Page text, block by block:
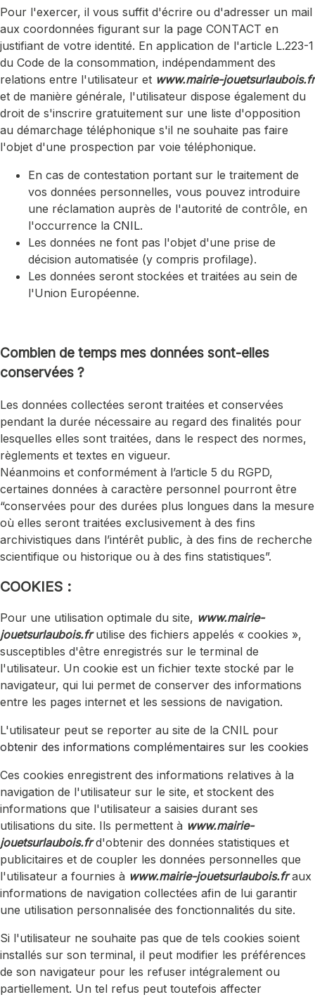
Pour l'exercer, il vous suffit d'écrire ou d'adresser un mail
aux coordonnées figurant sur la page CONTACT en
justifiant de votre identité. En application de l'article L.223-1
du Code de la consommation, indépendamment des
relations entre l'utilisateur et www.mairie-jouetsurlaubois.fr
et de manière générale, l'utilisateur dispose également du
droit de s'inscrire gratuitement sur une liste d'opposition
au démarchage téléphonique s'il ne souhaite pas faire
l'objet d'une prospection par voie téléphonique.
En cas de contestation portant sur le traitement de
vos données personnelles, vous pouvez introduire
une réclamation auprès de l'autorité de contrôle, en
l'occurrence la CNIL.
Les données ne font pas l'objet d'une prise de
décision automatisée (y compris profilage).
Les données seront stockées et traitées au sein de
l'Union Européenne.
Combien de temps mes données sont-elles
conservées ?
Les données collectées seront traitées et conservées
pendant la durée nécessaire au regard des finalités pour
lesquelles elles sont traitées, dans le respect des normes,
règlements et textes en vigueur.
Néanmoins et conformément à l’article 5 du RGPD,
certaines données à caractère personnel pourront être
“conservées pour des durées plus longues dans la mesure
où elles seront traitées exclusivement à des fins
archivistiques dans l’intérêt public, à des fins de recherche
scientifique ou historique ou à des fins statistiques”.
COOKIES :
Pour une utilisation optimale du site, www.mairie-
jouetsurlaubois.frutilise des fichiers appelés « cookies »,
susceptibles d'être enregistrés sur le terminal de
l'utilisateur. Un cookie est un fichier texte stocké par le
navigateur, qui lui permet de conserver des informations
entre les pages internet et les sessions de navigation.
L'utilisateur peut se reporter au site de la CNIL pour
obtenir des informations complémentaires sur les cookies
Ces cookies enregistrent des informations relatives à la
navigation de l'utilisateur sur le site, et stockent des
informations que l'utilisateur a saisies durant ses
utilisations du site. Ils permettent à www.mairie-
jouetsurlaubois.frd'obtenir des données statistiques et
publicitaires et de coupler les données personnelles que
l'utilisateur a fournies à www.mairie-jouetsurlaubois.fraux
informations de navigation collectées afin de lui garantir
une utilisation personnalisée des fonctionnalités du site.
Si l'utilisateur ne souhaite pas que de tels cookies soient
installés sur son terminal, il peut modifier les préférences
de son navigateur pour les refuser intégralement ou
partiellement. Un tel refus peut toutefois affecter